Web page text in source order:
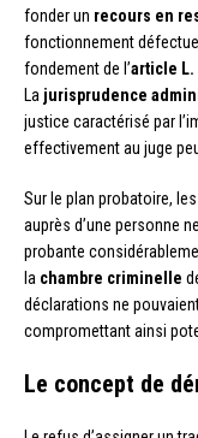
fonder un recours en
fonctionnement
fondement de l’article L.
La jurisprudence
justice caractérisé par
effectivement au juge
Sur le plan probatoire, les
auprès d’une personne
probante
la chambre criminelle
déclarations ne
compromettant ainsi
Le concept de